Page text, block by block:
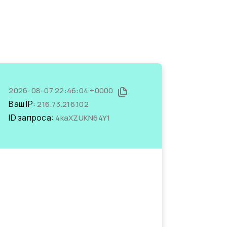
2026-08-07 22:46:04 +0000
Ваш IP:216.73.216.102
ID запроса: 4kaXZUKN64Y1